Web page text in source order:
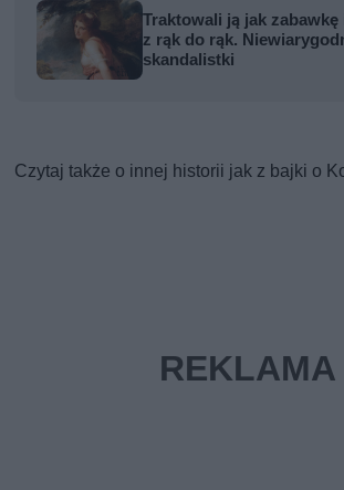
Traktowali ją jak
z rąk do rąk.
skandalistki
Czytaj także o innej historii jak z bajki o